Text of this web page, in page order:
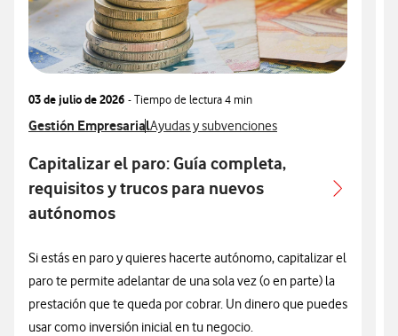
03 de julio de 2026 - Tiempo de lectura4 min
Ver más articulos relacionados con
Gestión EmpresarialVer más artículos con
Ayudas y subvenciones
Capitalizar el paro: Guía completa,
requisitos y trucos para nuevos
autónomos
Si estás en paro y quieres hacerte autónomo, capitalizar el
paro te permite adelantar de una sola vez (o en parte) la
prestación que te queda por cobrar. Un dinero que puedes
usar como inversión inicial en tu negocio.